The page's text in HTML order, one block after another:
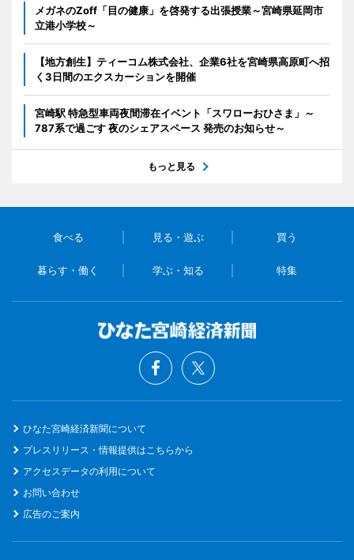
メガネのZoff「目の健康」を啓発する出張授業～宮崎県延岡市
立港小学校～
【地方創生】ティーコム株式会社、企業6社を宮崎県高原町へ招
く3日間のエクスカーションを開催
宮崎駅 特急型車両夜間滞在イベント「スワローおひさま」～
787系で過ごす 夜のシェアスペース 発売のお知らせ～
もっと見る
食べる 見る・遊ぶ 買う
暮らす・働く 学ぶ・知る 特集
ひなた宮崎経済新聞について
プレスリリース・情報提供はこちらから
アクセスデータの利用について
お問い合わせ
広告のご案内